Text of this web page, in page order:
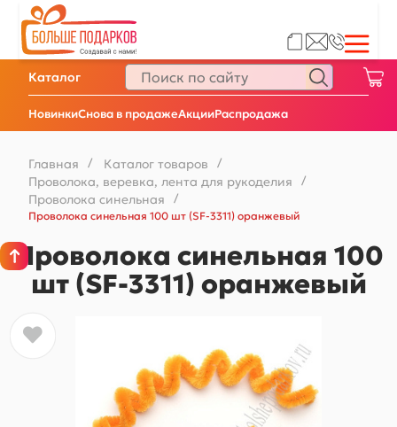
НовинкиСнова в продажеАкцииРаспродажа
Каталог
Главная / Каталог товаров /
Проволока, веревка, лента для рукоделия /
Проволока синельная
/
Проволока синельная 100 шт (SF-3311) оранжевый
Проволока синельная 100
шт (SF-3311) оранжевый